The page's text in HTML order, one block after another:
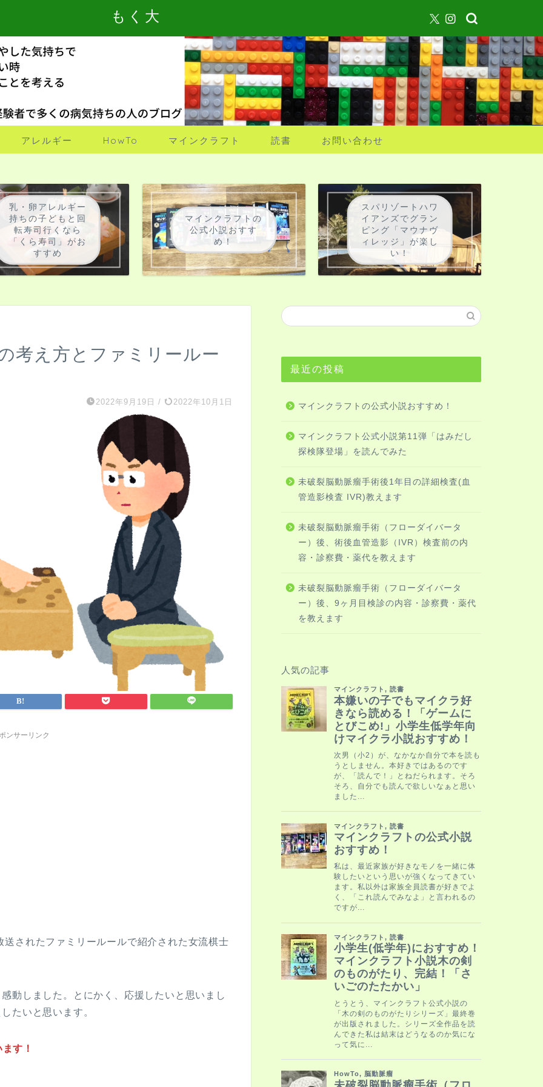
もく大
アレルギー HowTo マインクラフト 読書 お問い合わせ
乳・卵アレルギー
持ちの子どもと回
転寿司行くなら
「くら寿司」がお
すすめ
マインクラフトの
公式小説おすす
め！
スパリゾートハワ
イアンズでグラン
ピング「マウナヴ
ィレッジ」が楽し
い！
考え方とファミリールー
2022年9月19日 / 2022年10月1日
ンサーリンク
されたファミリールールで紹介された女流棋士
動しました。とにかく、応援したいと思いまし
たいと思います。
す！
最近の投稿
マインクラフトの公式小説おすすめ！
マインクラフト公式小説第11弾「はみだし
探検隊登場」を読んでみた
未破裂脳動脈瘤手術後1年目の詳細検査(血
管造影検査 IVR)教えます
未破裂脳動脈瘤手術（フローダイバータ
ー）後、術後血管造影（IVR）検査前の内
容・診察費・薬代を教えます
未破裂脳動脈瘤手術（フローダイバータ
ー）後、9ヶ月目検診の内容・診察費・薬代
を教えます
人気の記事